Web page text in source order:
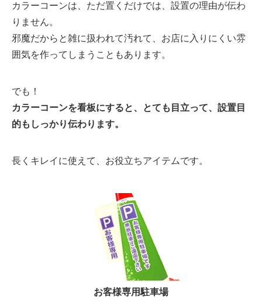
カラーコーンは、ただ置くだけでは、設置の理由が伝わ
りません。
邪魔だからと雑に扱われて汚れて、お店に入りにくい雰
囲気を作ってしまうこともあります。
でも！
カラーコーンを看板にすると、とても目立って、設置目
的もしっかり伝わります。
長くキレイに使えて、お役立ちアイテムです。
お客様専用駐車場